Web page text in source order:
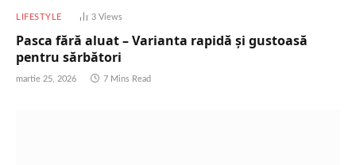
LIFESTYLE 3 Views
Pasca fără aluat – Varianta rapidă și gustoasă
pentru sărbători
martie 25, 2026 7 Mins Read